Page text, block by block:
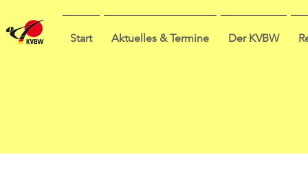
Start Aktuelles & Termine Der KVBW